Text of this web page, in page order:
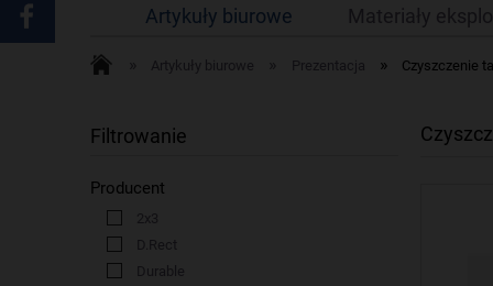
Artykuły biurowe Materiały
Artykuły biurowe Prezentacja » Czyszczenie
Filtrowanie
Producent
2x3
D.Rect
Durable